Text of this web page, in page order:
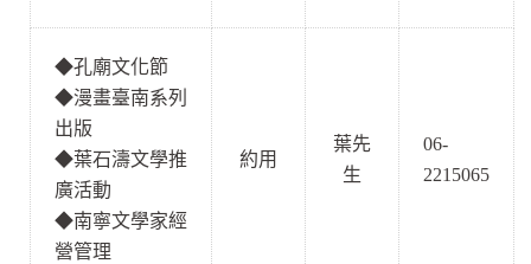
◆孔廟文化節
◆漫畫臺南系列
出版
◆葉石濤文學推
廣活動
◆南寧文學家經
營管理
約用
葉先
生
06-
2215065